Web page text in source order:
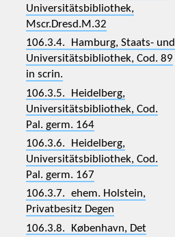
Universitätsbibliothek,
Mscr.Dresd.M.32
106.3.4. Hamburg, Staats- und
Universitätsbibliothek, Cod. 89
in scrin.
106.3.5. Heidelberg,
Universitätsbibliothek, Cod.
Pal. germ. 164
106.3.6. Heidelberg,
Universitätsbibliothek, Cod.
Pal. germ. 167
106.3.7. ehem. Holstein,
Privatbesitz Degen
106.3.8. København, Det